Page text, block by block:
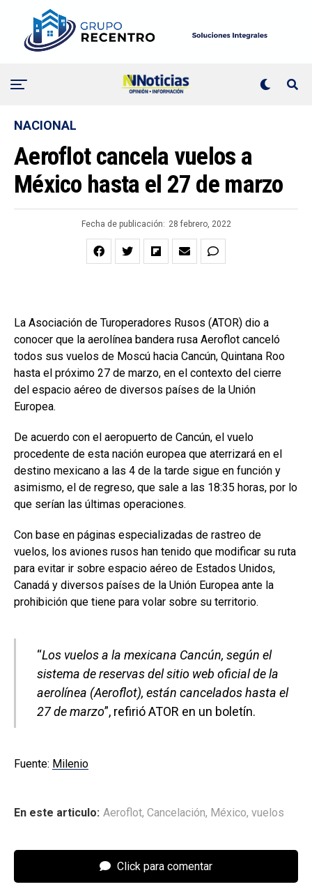
NACIONAL
Aeroflot cancela vuelos a
México hasta el 27 de marzo
Fecha de publicación: 28 febrero, 2022
La Asociación de Turoperadores Rusos (ATOR) dio a
conocer que la aerolínea bandera rusa Aeroflot canceló
todos sus vuelos de Moscú hacia Cancún, Quintana Roo
hasta el próximo 27 de marzo, en el contexto del cierre
del espacio aéreo de diversos países de la Unión
Europea.
De acuerdo con el aeropuerto de Cancún, el vuelo
procedente de esta nación europea que aterrizará en el
destino mexicano a las 4 de la tarde sigue en función y
asimismo, el de regreso, que sale a las 18:35 horas, por lo
que serían las últimas operaciones.
Con base en páginas especializadas de rastreo de
vuelos, los aviones rusos han tenido que modificar su ruta
para evitar ir sobre espacio aéreo de Estados Unidos,
Canadá y diversos países de la Unión Europea ante la
prohibición que tiene para volar sobre su territorio.
“Los vuelos a la mexicana Cancún, según el
sistema de reservas del sitio web oficial de la
aerolínea (Aeroflot), están cancelados hasta el
27 de marzo”, refirió ATOR en un boletín.
Fuente: Milenio
En este articulo: Aeroflot, Cancelación, México, vuelos
Click para comentar